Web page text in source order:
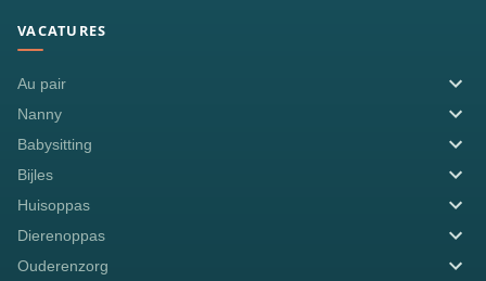
VACATURES
Au pair
Nanny
Babysitting
Bijles
Huisoppas
Dierenoppas
Ouderenzorg